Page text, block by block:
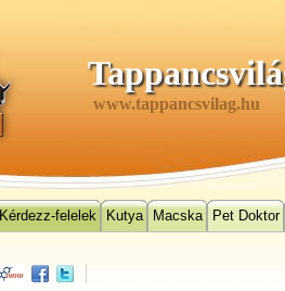
www.tappancsvilag.hu
Kérdezz-felelek Kutya Macska Pet Doktor